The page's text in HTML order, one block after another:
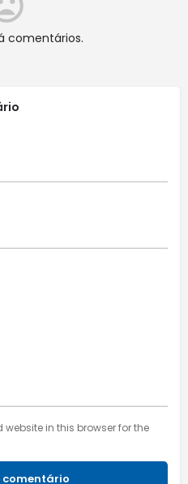
comentários.
in this browser for the
comentário